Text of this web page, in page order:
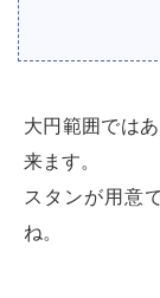
大円範囲では
来ます。
スタンが用意
ね。